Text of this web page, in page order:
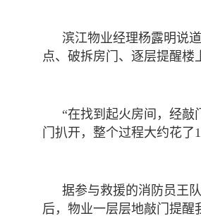
滨江物业经理杨露明说
点、破拆房门、逐层提醒
“在找到起火房间，经
门扒开，整个过程大约花了
据参与救援的消防员王
后，物业一层层地敲门提醒